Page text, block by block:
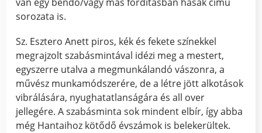
sorozata is.
Sz. Esztero Anett piros, kék és fekete színekkel
megrajzolt szabásmintával idézi meg a mestert,
egyszerre utalva a megmunkálandó vászonra, a
művész munkamódszerére, de a létre jött alkotások
vibrálására, nyughatatlanságára és all over
jellegére. A szabásminta sok mindent elbír, így abba
még Hantaihoz kötődő évszámok is belekerültek.